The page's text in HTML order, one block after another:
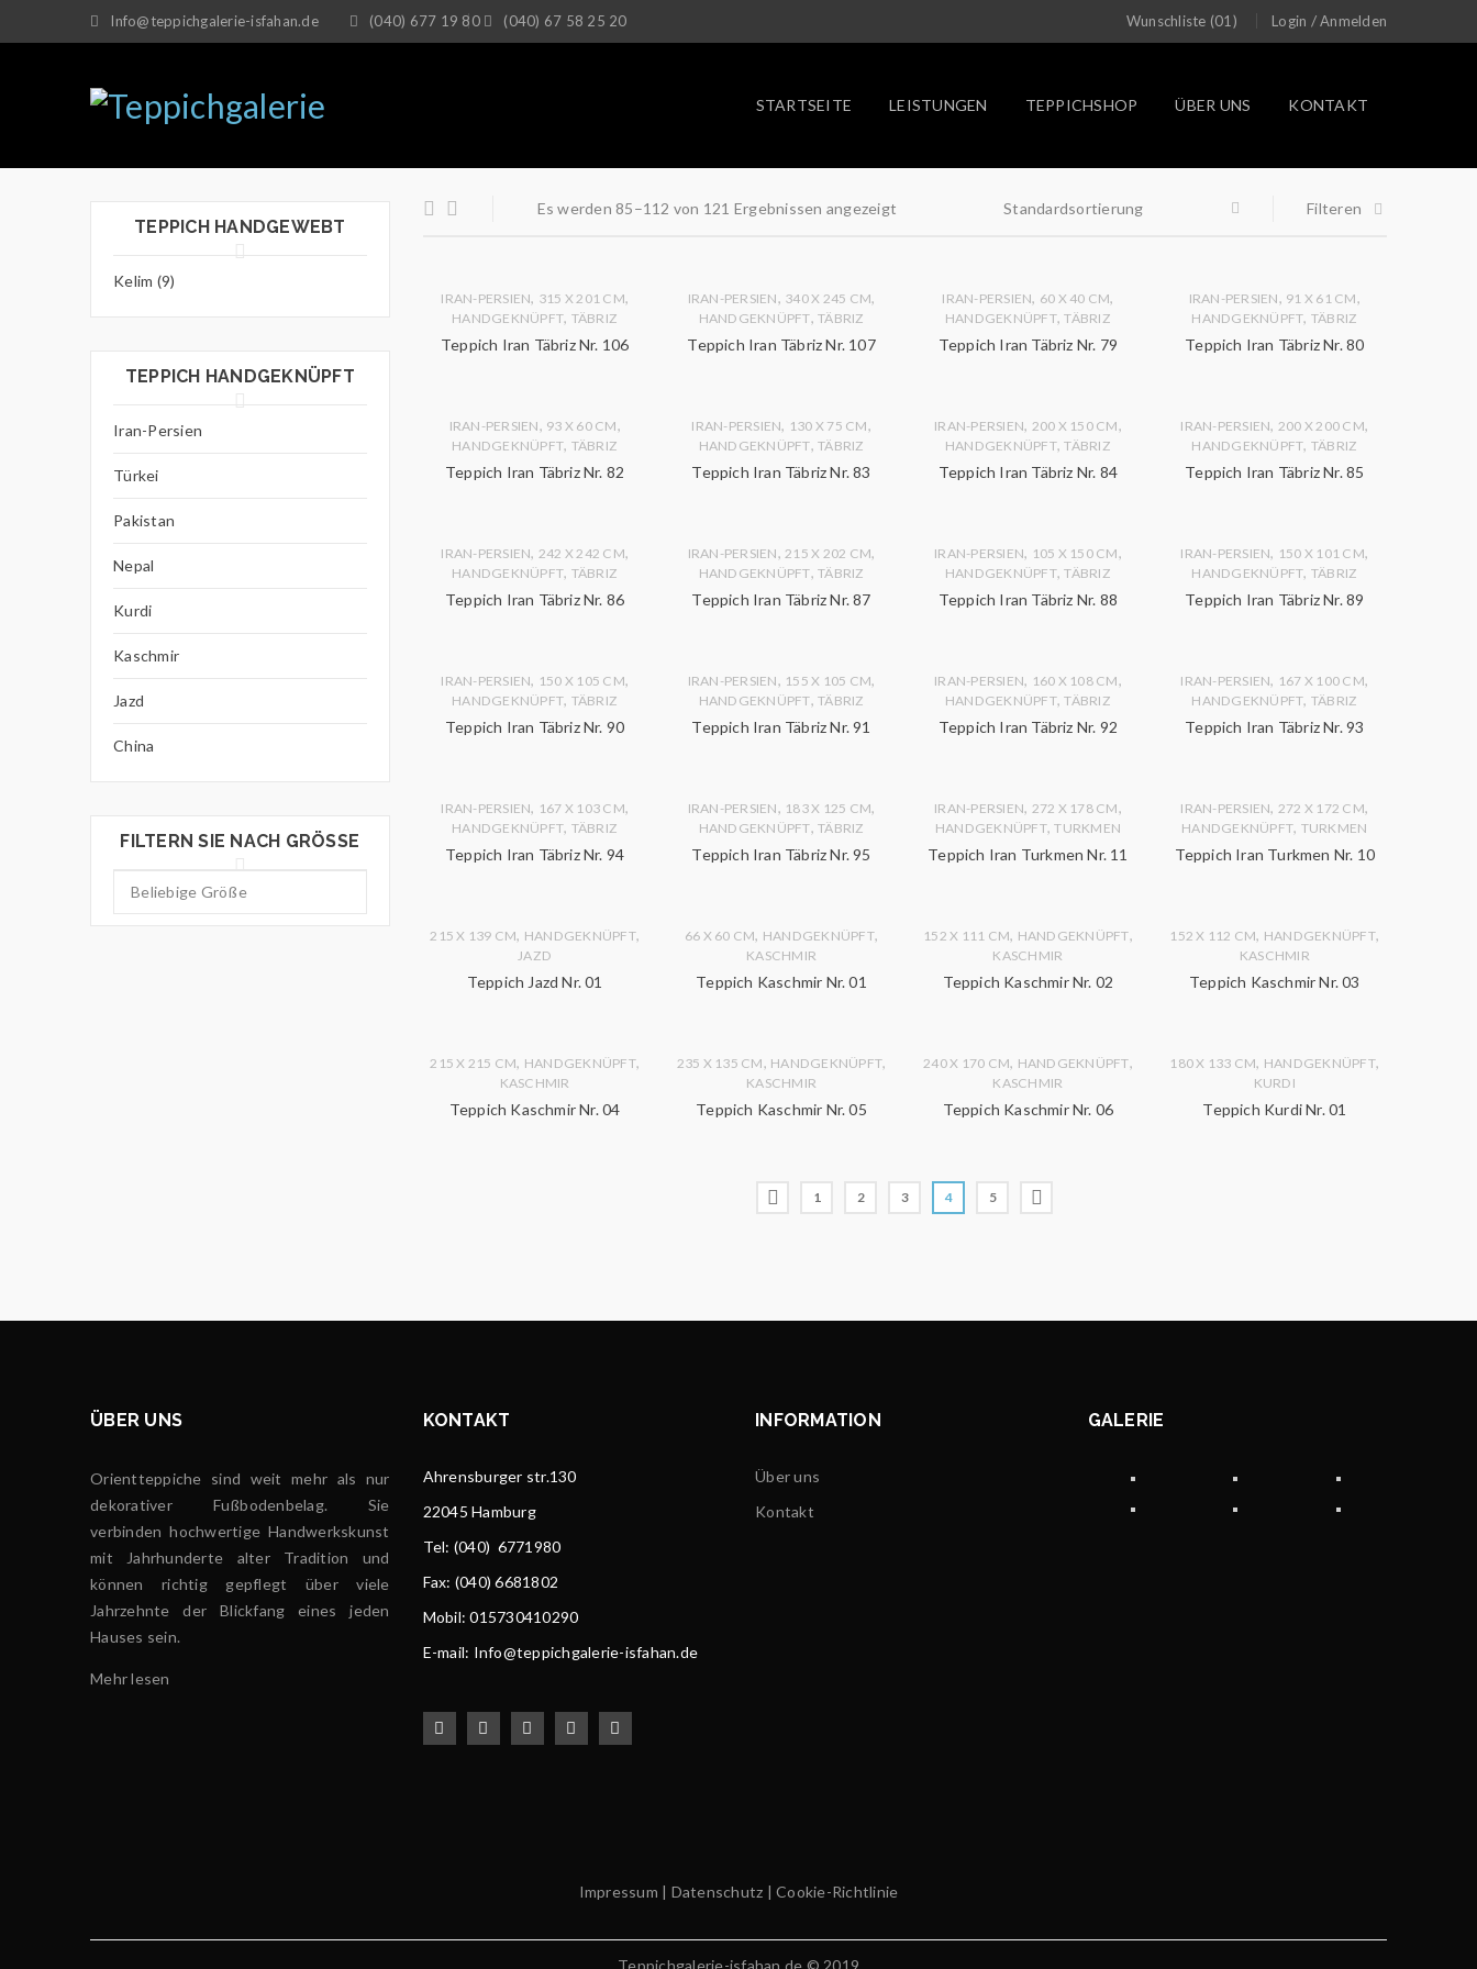
Info@teppichgalerie-isfahan.de (040) 677 19 80 (040) 67 58 25 20 Wunschliste (01) Login /Anmelden
STARTSEITE LEISTUNGEN TEPPICHSHOP ÜBER UNS KONTAKT
TEPPICH HANDGEWEBT
Kelim (9)
TEPPICH HANDGEKNÜPFT
Iran-Persien
Türkei
Pakistan
Nepal
Kurdi
Kaschmir
Jazd
China
FILTERN SIE NACH GRÖSSE
Es werden 85–112 von 121 Ergebnissen angezeigt Filteren
Standardsortierung
IRAN-PERSIEN, 315 X 201 CM,
HANDGEKNÜPFT, TÄBRIZ
Teppich Iran Täbriz Nr. 106
IRAN-PERSIEN, 340 X 245 CM,
HANDGEKNÜPFT,TÄBRIZ
Teppich Iran Täbriz Nr. 107
IRAN-PERSIEN, 60 X 40 CM,
HANDGEKNÜPFT,TÄBRIZ
Teppich Iran Täbriz Nr. 79
IRAN-PERSIEN, 91 X 61 CM,
HANDGEKNÜPFT, TÄBRIZ
Teppich Iran Täbriz Nr. 80
IRAN-PERSIEN, 93 X 60 CM,
HANDGEKNÜPFT, TÄBRIZ
Teppich Iran Täbriz Nr. 82
IRAN-PERSIEN, 130 X 75 CM,
HANDGEKNÜPFT,TÄBRIZ
Teppich Iran Täbriz Nr. 83
IRAN-PERSIEN, 200 X 150 CM,
HANDGEKNÜPFT,TÄBRIZ
Teppich Iran Täbriz Nr. 84
IRAN-PERSIEN, 200 X 200 CM,
HANDGEKNÜPFT, TÄBRIZ
Teppich Iran Täbriz Nr. 85
IRAN-PERSIEN, 242 X 242 CM,
HANDGEKNÜPFT, TÄBRIZ
Teppich Iran Täbriz Nr. 86
IRAN-PERSIEN, 215 X 202 CM,
HANDGEKNÜPFT,TÄBRIZ
Teppich Iran Täbriz Nr. 87
IRAN-PERSIEN, 105 X 150 CM,
HANDGEKNÜPFT,TÄBRIZ
Teppich Iran Täbriz Nr. 88
IRAN-PERSIEN, 150 X 101 CM,
HANDGEKNÜPFT, TÄBRIZ
Teppich Iran Täbriz Nr. 89
IRAN-PERSIEN, 150 X 105 CM,
HANDGEKNÜPFT, TÄBRIZ
Teppich Iran Täbriz Nr. 90
IRAN-PERSIEN, 155 X 105 CM,
HANDGEKNÜPFT,TÄBRIZ
Teppich Iran Täbriz Nr. 91
IRAN-PERSIEN, 160 X 108 CM,
HANDGEKNÜPFT,TÄBRIZ
Teppich Iran Täbriz Nr. 92
IRAN-PERSIEN, 167 X 100 CM,
HANDGEKNÜPFT, TÄBRIZ
Teppich Iran Täbriz Nr. 93
IRAN-PERSIEN, 167 X 103 CM,
HANDGEKNÜPFT, TÄBRIZ
Teppich Iran Täbriz Nr. 94
IRAN-PERSIEN, 183 X 125 CM,
HANDGEKNÜPFT,TÄBRIZ
Teppich Iran Täbriz Nr. 95
IRAN-PERSIEN, 272 X 178 CM,
HANDGEKNÜPFT,TURKMEN
Teppich Iran Turkmen Nr. 11
IRAN-PERSIEN, 272 X 172 CM,
HANDGEKNÜPFT, TURKMEN
Teppich Iran Turkmen Nr. 10
215 X 139 CM, HANDGEKNÜPFT,
JAZD
Teppich Jazd Nr. 01
66 X 60 CM, HANDGEKNÜPFT,
KASCHMIR
Teppich Kaschmir Nr. 01
152 X 111 CM, HANDGEKNÜPFT,
KASCHMIR
Teppich Kaschmir Nr. 02
152 X 112 CM, HANDGEKNÜPFT,
KASCHMIR
Teppich Kaschmir Nr. 03
215 X 215 CM, HANDGEKNÜPFT,
KASCHMIR
Teppich Kaschmir Nr. 04
235 X 135 CM, HANDGEKNÜPFT,
KASCHMIR
Teppich Kaschmir Nr. 05
240 X 170 CM, HANDGEKNÜPFT,
KASCHMIR
Teppich Kaschmir Nr. 06
180 X 133 CM, HANDGEKNÜPFT,
KURDI
Teppich Kurdi Nr. 01
1 2 3 4 5
ÜBER UNS
Orientteppiche sind weit mehr als nur
dekorativer Fußbodenbelag. Sie
verbinden hochwertige Handwerkskunst
mit Jahrhunderte alter Tradition und
können richtig gepflegt über viele
Jahrzehnte der Blickfang eines jeden
Hauses sein.
Mehr lesen
KONTAKT
Ahrensburger str.130
22045 Hamburg
Tel: (040) 6771980
Fax: (040) 6681802
Mobil: 015730410290
E-mail: Info@teppichgalerie-isfahan.de
INFORMATION
Über uns
Kontakt
GALERIE
Impressum | Datenschutz |Cookie-Richtlinie
Teppichgalerie-isfahan.de © 2019